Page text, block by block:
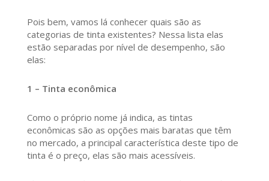
Pois bem, vamos lá conhecer quais são as
categorias de tinta existentes? Nessa lista elas
estão separadas por nível de desempenho, são
elas:
1 – Tinta econômica
Como o próprio nome já indica, as tintas
econômicas são as opções mais baratas que têm
no mercado, a principal característica deste tipo de
tinta é o preço, elas são mais acessíveis.